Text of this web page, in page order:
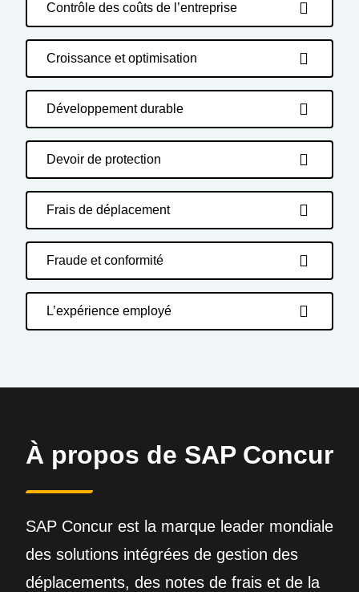
Contrôle des coûts de l’entreprise
Croissance et optimisation
Développement durable
Devoir de protection
Frais de déplacement
Fraude et conformité
L’expérience employé
À propos de SAP Concur
SAP Concur est la marque leader mondiale
des solutions intégrées de gestion des
déplacements, des notes de frais et de la